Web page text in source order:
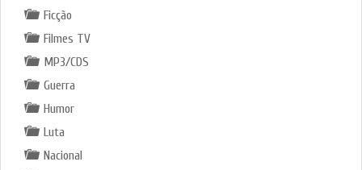
Ficção
Filmes TV
MP3/CDS
Guerra
Humor
Luta
Nacional